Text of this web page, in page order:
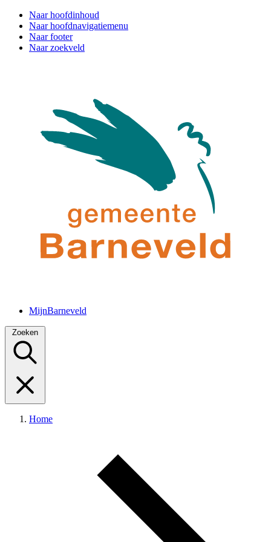
Naar hoofdinhoud
Naar hoofdnavigatiemenu
Naar footer
Naar zoekveld
MijnBarneveld
Zoeken
Home